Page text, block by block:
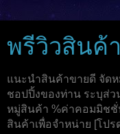
พรีวิวสินค้
แนะนำสินค้าขายดี จัดห
ชอปปิ้งของท่าน ระบุส่
หมู่สินค้า %ค่าคอมมิชชั่
สินค้าเพื่อจำหน่าย [โป